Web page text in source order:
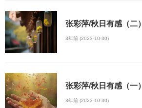
张彩萍/秋日有感（二）
3年前 (2023-10-30)
张彩萍/秋日有感（一）
3年前 (2023-10-30)